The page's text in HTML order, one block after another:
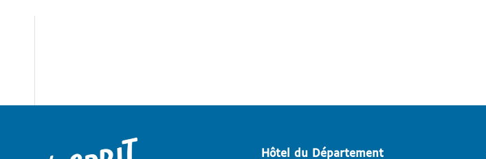
Hôtel du Département